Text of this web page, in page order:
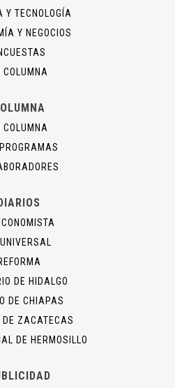
Y TECNOLOGÍA
Y NEGOCIOS
COLUMNA
COLUMNA
DE HIDALGO
DE CHIAPAS
DE ZACATECAS
DE HERMOSILLO